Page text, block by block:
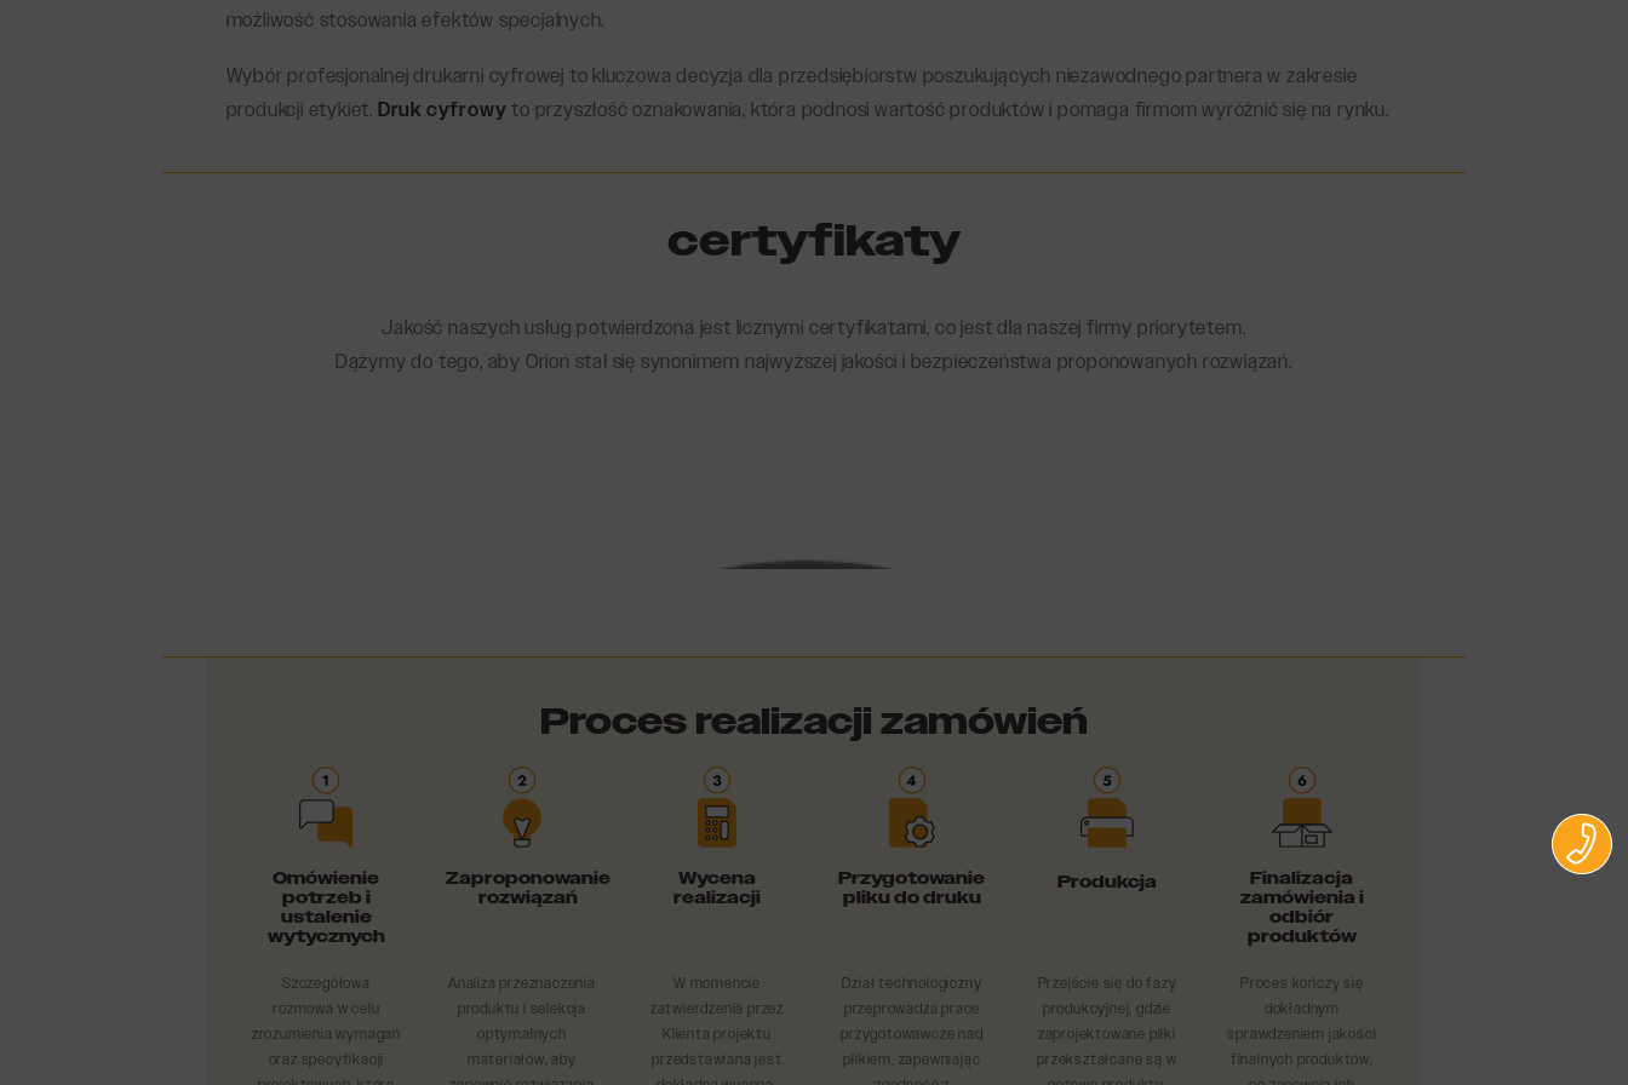
możliwość stosowania efektów specjalnych.
Wybór profesjonalnej drukarni cyfrowej to kluczowa decyzja dla przedsiębiorstw poszukujących niezawodnego partnera w zakresie
produkcji etykiet. Druk cyfrowyto przyszłość oznakowania, która podnosi wartość produktów i pomaga firmom wyróżnić się na rynku.
certyfikaty
Jakość naszych usług potwierdzona jest licznymi certyfikatami, co jest dla naszej firmy priorytetem.
Dążymy do tego, aby Orion stał się synonimem najwyższej jakości i bezpieczeństwa proponowanych rozwiązań.
Proces realizacji zamówień
Omówienie
potrzeb i
ustalenie
wytycznych
Zaproponowanie
rozwiązań
Wycena
realizacji
Przygotowanie
pliku do druku
Produkcja
Finalizacja
zamówienia i
odbiór
produktów
Szczegółowa
rozmowa w celu
zrozumienia wymagań
oraz specyfikacji
Analiza przeznaczenia
produktu i selekcja
optymalnych
materiałów, aby
W momencie
zatwierdzenia przez
Klienta projektu
przedstawiana jest
Dział technologiczny
przeprowadza prace
przygotowawcze nad
plikiem, zapewniając
Przejście się do fazy
produkcyjnej, gdzie
zaprojektowane pliki
przekształcane są w
Proces kończy się
dokładnym
sprawdzeniem jakości
finalnych produktów,